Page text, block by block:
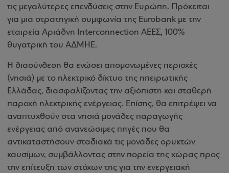
τις μεγαλύτερες επενδύσεις στην Ευρώπη. Πρόκειται
για μια στρατηγική συμφωνία της Eurobank με την
εταιρεία Αριάδνη Interconnection ΑΕΕΣ, 100%
θυγατρική του ΑΔΜΗΕ.
Η διασύνδεση θα ενώσει απομονωμένες περιοχές
(νησιά) με το ηλεκτρικό δίκτυο της ηπειρωτικής
Ελλάδας, διασφαλίζοντας την αξιόπιστη και σταθερή
παροχή ηλεκτρικής ενέργειας. Επίσης, θα επιτρέψει να
αναπτυχθούν στα νησιά μονάδες παραγωγής
ενέργειας από ανανεώσιμες πηγές που θα
αντικαταστήσουν σταδιακά τις μονάδες ορυκτών
καυσίμων, συμβάλλοντας στην πορεία της χώρας προς
την επίτευξη των στόχων της για την ενεργειακή